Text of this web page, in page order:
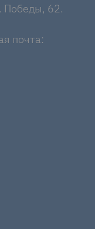
Победы, 62.
почта: